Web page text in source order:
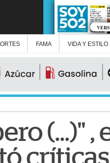
FAMA VIDA Y ESTILO
(...)" ,
críticas